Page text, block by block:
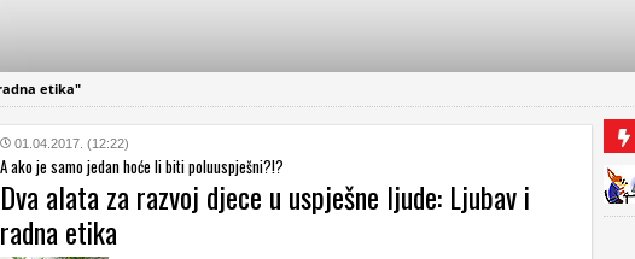
etika"
01.04.2017. (12:22)
A ako je samo jedan hoće li biti poluuspješni?!?
Dva alata za razvoj djece u uspješne ljude: Ljubav i
radna etika